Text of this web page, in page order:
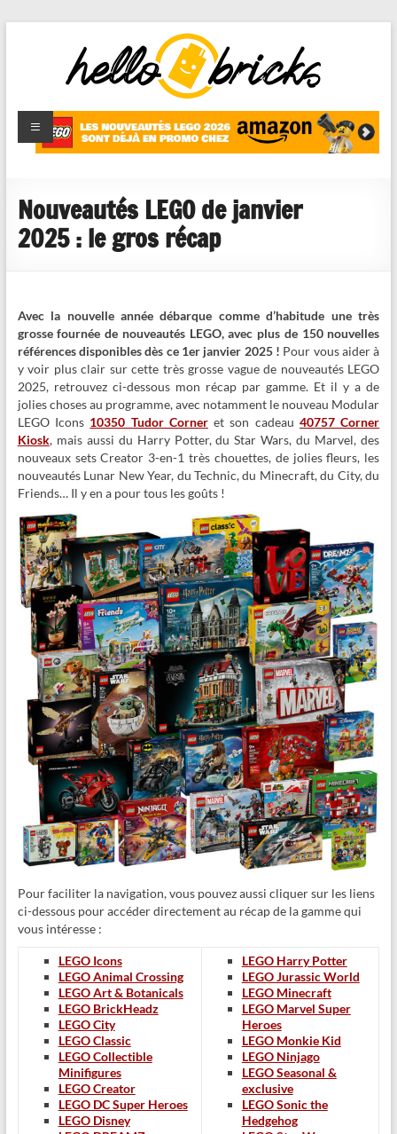
HelloBricks
Blog LEGO,
nouveaut�s
reviews
Nouveautés LEGO de janvier
2025 : le gros récap
Avec la nouvelle année débarque comme d’habitude une très
grosse fournée de nouveautés LEGO, avec plus de 150 nouvelles
références disponibles dès ce 1er janvier 2025 ! Pour vous aider à
y voir plus clair sur cette très grosse vague de nouveautés LEGO
2025, retrouvez ci-dessous mon récap par gamme. Et il y a de
jolies choses au programme, avec notamment le nouveau Modular
LEGO Icons 10350 Tudor Corneret son cadeau 40757 Corner
Kiosk, mais aussi du Harry Potter, du Star Wars, du Marvel, des
nouveaux sets Creator 3-en-1 très chouettes, de jolies fleurs, les
nouveautés Lunar New Year, du Technic, du Minecraft, du City, du
Friends… Il y en a pour tous les goûts !
Pour faciliter la navigation, vous pouvez aussi cliquer sur les liens
ci-dessous pour accéder directement au récap de la gamme qui
vous intéresse :
LEGO Icons
LEGO Animal Crossing
LEGO Art & Botanicals
LEGO BrickHeadz
LEGO City
LEGO Classic
LEGO Collectible
Minifigures
LEGO Creator
LEGO DC Super Heroes
LEGO Disney
LEGO Harry Potter
LEGO Jurassic World
LEGO Minecraft
LEGO Marvel Super
Heroes
LEGO Monkie Kid
LEGO Ninjago
LEGO Seasonal &
exclusive
LEGO Sonic the
Hedgehog